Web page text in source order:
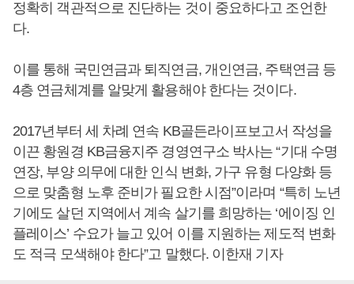
정확히 객관적으로 진단하는 것이 중요하다고 조언한
다.
이를 통해 국민연금과 퇴직연금, 개인연금, 주택연금 등
4층 연금체계를 알맞게 활용해야 한다는 것이다.
2017년부터 세 차례 연속 KB골든라이프보고서 작성을
이끈 황원경 KB금융지주 경영연구소 박사는 “기대 수명
연장, 부양 의무에 대한 인식 변화, 가구 유형 다양화 등
으로 맞춤형 노후 준비가 필요한 시점”이라며 “특히 노년
기에도 살던 지역에서 계속 살기를 희망하는 ‘에이징 인
플레이스’ 수요가 늘고 있어 이를 지원하는 제도적 변화
도 적극 모색해야 한다”고 말했다. 이한재 기자